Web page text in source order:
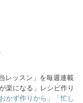
レッスン」を毎週連載
楽になる」レシピ作り
かず作りから」
「忙し